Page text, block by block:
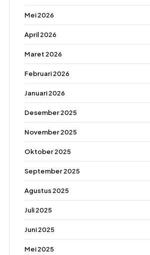
Mei 2026
April 2026
Maret 2026
Februari 2026
Januari 2026
Desember 2025
November 2025
Oktober 2025
September 2025
Agustus 2025
Juli 2025
Juni 2025
Mei 2025